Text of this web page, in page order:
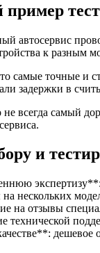
автосервис
к разным
самые точные и
задержки в
не всегда самый
и
экспертизу**:
на отзывы
дешевое